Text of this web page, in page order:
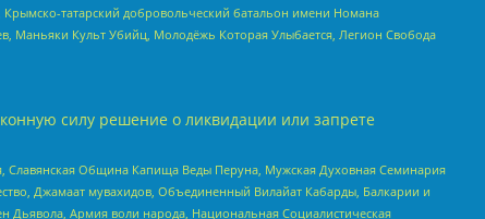
Крымско-татарский добровольческий батальон имени Номана
Маньяки Культ Убийц, Молодёжь Которая Улыбается, Легион Свобода
силу решение о ликвидации или запрете
Славянская Община Капища Веды Перуна, Мужская Духовная Семинария
Джамаат мувахидов, Объединенный Вилайат Кабарды, Балкарии и
Дьявола, Армия воли народа, Национальная Социалистическая